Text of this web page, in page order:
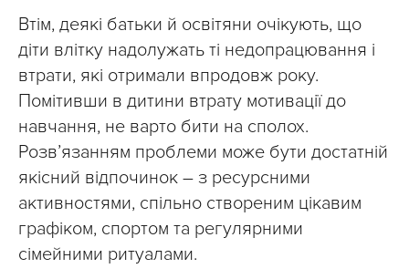
Втім, деякі батьки й освітяни очікують, що
діти влітку надолужать ті недопрацювання і
втрати, які отримали впродовж року.
Помітивши в дитини втрату мотивації до
навчання, не варто бити на сполох.
Розвʼязанням проблеми може бути достатній
якісний відпочинок – з ресурсними
активностями, спільно створеним цікавим
графіком, спортом та регулярними
сімейними ритуалами.